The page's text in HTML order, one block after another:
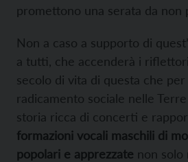
promettono una serata da non
Non a caso a supporto di
a tutti, che accenderà i
secolo di vita di questa che per
radicamento sociale nelle
storia ricca di concerti e
formazioni vocali maschili di
popolari e apprezzate non solo